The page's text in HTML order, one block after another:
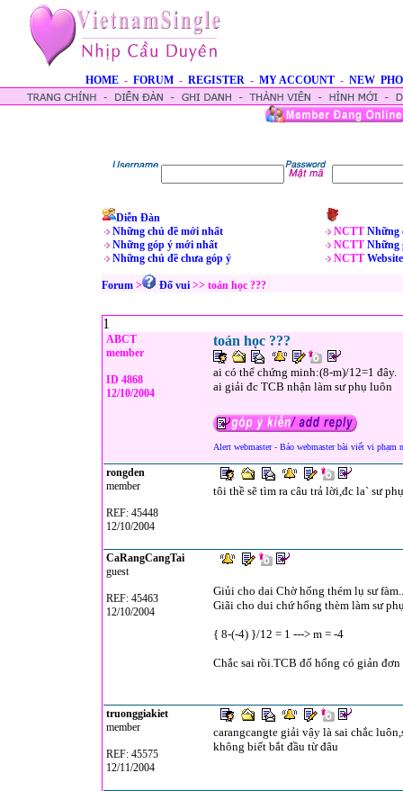
HOME - FORUM - REGISTER - MY ACCOUNT - NEW
Diễn Đàn
Những chủ đề mới nhất
Những góp ý mới nhất
Những chủ đề chưa góp ý
NCTT Những
NCTT Những
NCTT Website
Forum > Ðố vui >> toán học ???
1
ABCT
member
ID 4868
12/10/2004
toán học ???
ai có thể chứng minh:(8-m)/12=1 đây.
ai giải đc TCB nhận làm sư phụ luôn
Alert webmaster - Báo webmaster bài viết vi phạm
rongden
member
REF: 45448
12/10/2004
tôi thề sẽ tìm ra câu trả lời,đc la` sư
CaRangCangTai
guest
REF: 45463
12/10/2004
Giủi cho dai Chờ hổng thém lụ sư
Giãi cho dui chứ hổng thèm làm sư
{ 8-(-4) }/12 = 1 ---> m = -4
Chắc sai rồi.TCB đố hổng có giản đơn
truonggiakiet
member
REF: 45575
12/11/2004
carangcangte giải vậy là sai chắc
không biết bắt đầu từ đâu